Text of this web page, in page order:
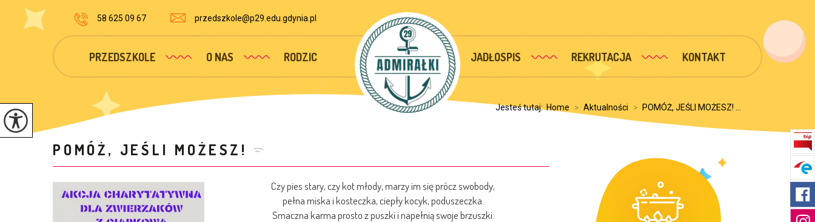
przedszkole@p29.edu.gdynia.pl
58 625 09 67
PRZEDSZKOLE O NAS RODZIC JADŁOSPIS REKRUTACJA KONTAKT
Jesteś tutaj:Home > Aktualności > POMÓŻ, JEŚLI MOŻESZ! ...
POMÓŻ, JEŚLI MOŻESZ!
Czy pies stary, czy kot młody, marzy im się prócz swobody,
pełna miska i kosteczka, ciepły kocyk, poduszeczka.
Smaczna karma prosto z puszki i napełnią swoje brzuszki.